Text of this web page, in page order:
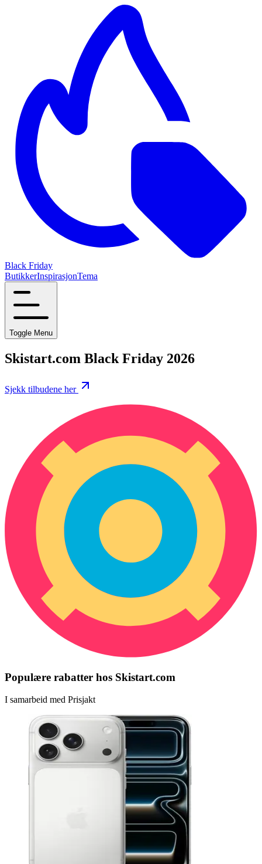
Black Friday
ButikkerInspirasjonTema
Toggle Menu
Skistart.com Black Friday 2026
Sjekk tilbudene her
Populære rabatter hos Skistart.com
I samarbeid med Prisjakt